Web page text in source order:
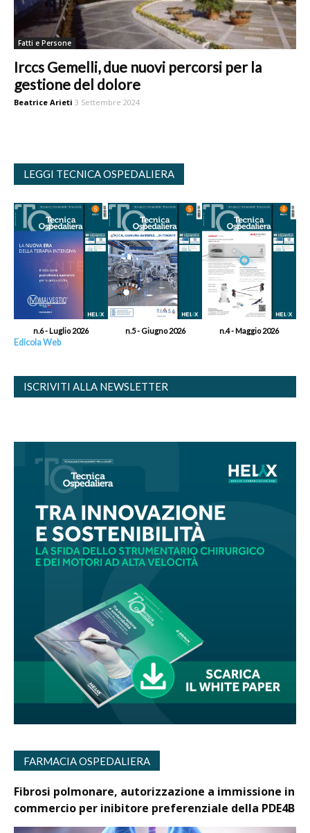
Fatti e Persone
Irccs Gemelli, due nuovi percorsi per la
gestione del dolore
Beatrice Arieti 3 Settembre 2024
LEGGI TECNICA OSPEDALIERA
n.6 - Luglio 2026 n.5 - Giugno 2026 n.4 - Maggio 2026
Edicola Web
ISCRIVITI ALLA NEWSLETTER
FARMACIA OSPEDALIERA
Fibrosi polmonare, autorizzazione a immissione in
commercio per inibitore preferenziale della PDE4B